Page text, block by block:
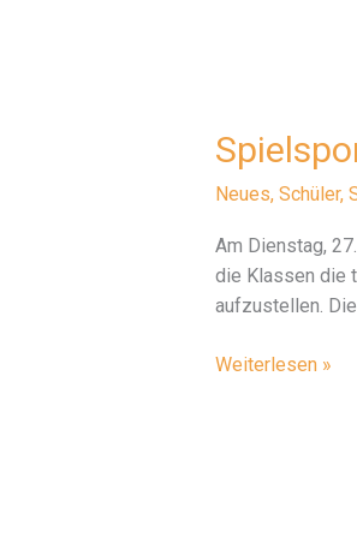
Neues, Schüler,
Am Dienstag,
die Klassen die
aufzustellen.
Spielsportfest
Weiterlesen »